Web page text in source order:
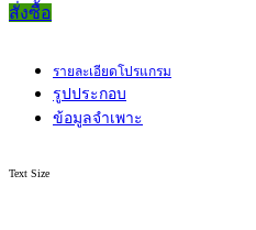
สั่งซื้อ
รายละเอียดโปรแกรม
รูปประกอบ
ข้อมูลจำเพาะ
Text Size